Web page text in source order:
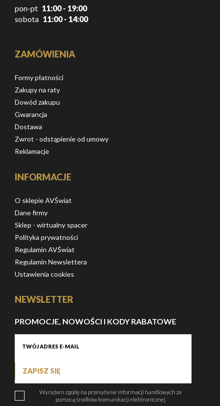
pon-pt 11:00 - 19:00
sobota 11:00 - 14:00
ZAMÓWIENIA
Formy płatności
Zakupy na raty
Dowód zakupu
Gwarancja
Dostawa
Zwrot - odstąpienie od umowy
Reklamacje
INFORMACJE
O sklepie AVŚwiat
Dane firmy
Sklep - wirtualny spacer
Polityka prywatności
Regulamin AVŚwiat
Regulamin Newslettera
Ustawienia cookies
NEWSLETTER
PROMOCJE, NOWOŚCI I KODY RABATOWE
ZAPISZ SIĘ
Wyrażam zgodę na przesyłanie informacji handlowych za
pomocą środków komunikacji elektronicznej